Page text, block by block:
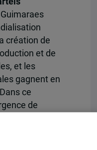
création de
et de
et les
gagnent en
ce
de
ayant des